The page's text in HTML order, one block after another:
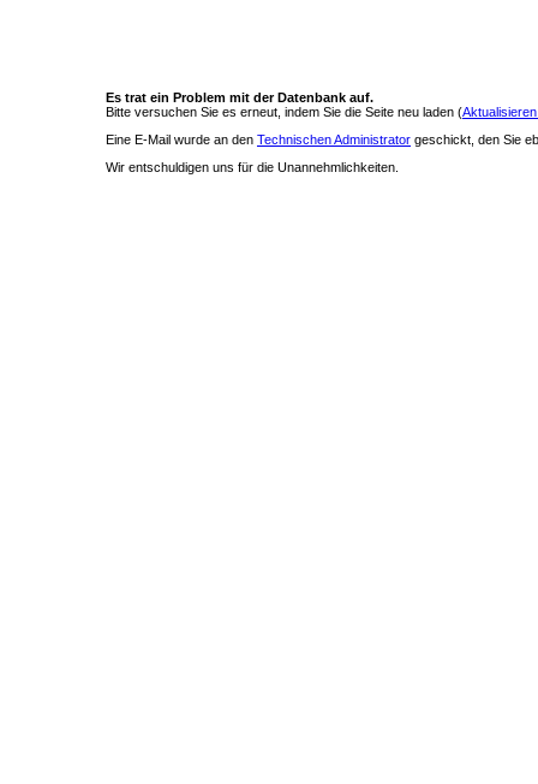
Es trat ein Problem mit der Datenbank auf.
Bitte versuchen Sie es erneut, indem Sie die Seite neu laden (
Eine E-Mail wurde an den Technischen Administrator geschickt, den Sie
Wir entschuldigen uns für die Unannehmlichkeiten.